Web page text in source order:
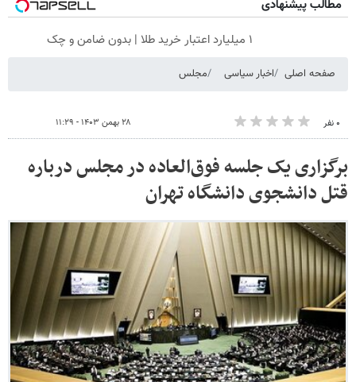
مطالب پیشنهادی
۱ میلیارد اعتبار خرید طلا | بدون ضامن و چک
صفحه اصلی اخبار سیاسی مجلس
۰ نفر ۲۸ بهمن ۱۴۰۳ - ۱۱:۲۹
برگزاری یک جلسه فوق‌العاده در مجلس درباره
قتل دانشجوی دانشگاه تهران